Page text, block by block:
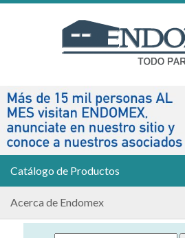
Catálogo de Productos
Acerca de Endomex